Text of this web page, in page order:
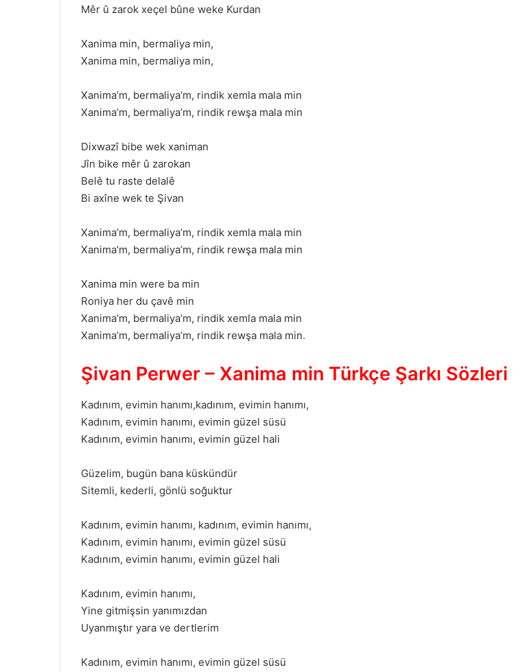
Mêr û zarok xeçel bûne weke Kurdan
Xanima min, bermaliya min,
Xanima min, bermaliya min,
Xanima’m, bermaliya’m, rindik xemla mala min
Xanima’m, bermaliya’m, rindik rewşa mala min
Dixwazî bibe wek xaniman
Jîn bike mêr û zarokan
Belê tu raste delalê
Bi axîne wek te Şivan
Xanima’m, bermaliya’m, rindik xemla mala min
Xanima’m, bermaliya’m, rindik rewşa mala min
Xanima min were ba min
Roniya her du çavê min
Xanima’m, bermaliya’m, rindik xemla mala min
Xanima’m, bermaliya’m, rindik rewşa mala min.
Şivan Perwer – Xanima min Türkçe Şarkı Sözleri
Kadınım, evimin hanımı,kadınım, evimin hanımı,
Kadınım, evimin hanımı, evimin güzel süsü
Kadınım, evimin hanımı, evimin güzel hali
Güzelim, bugün bana küskündür
Sitemli, kederli, gönlü soğuktur
Kadınım, evimin hanımı, kadınım, evimin hanımı,
Kadınım, evimin hanımı, evimin güzel süsü
Kadınım, evimin hanımı, evimin güzel hali
Kadınım, evimin hanımı,
Yine gitmişsin yanımızdan
Uyanmıştır yara ve dertlerim
Kadınım, evimin hanımı, evimin güzel süsü